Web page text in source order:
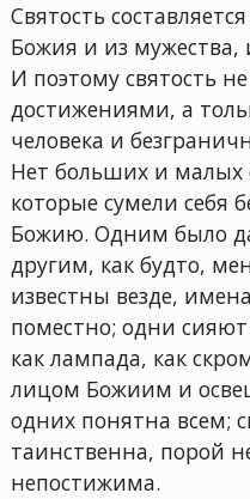
Святость
Божия и из мужества,
И поэтому святость
достижениями, а
человека и
Нет больших и малых
которые сумели себя
Божию. Одним было
другим, как будто,
известны везде,
поместно; одни
как лампада, как
лицом Божиим и
одних понятна всем;
таинственна, порой
непостижима.